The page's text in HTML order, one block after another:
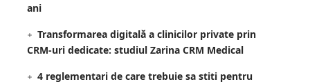
ani
Transformarea digitală a clinicilor private prin
CRM-uri dedicate: studiul Zarina CRM Medical
4 reglementari de care trebuie sa stiti pentru